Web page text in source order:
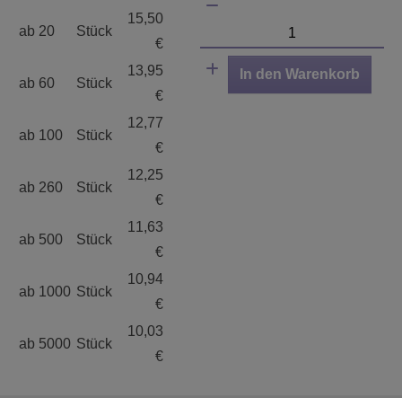
ab 20 Stück
15,50
€
ab 60 Stück
13,95
€
ab 100 Stück
12,77
€
ab 260 Stück
12,25
€
ab 500 Stück
11,63
€
ab 1000 Stück
10,94
€
ab 5000 Stück
10,03
€
In den Warenkorb